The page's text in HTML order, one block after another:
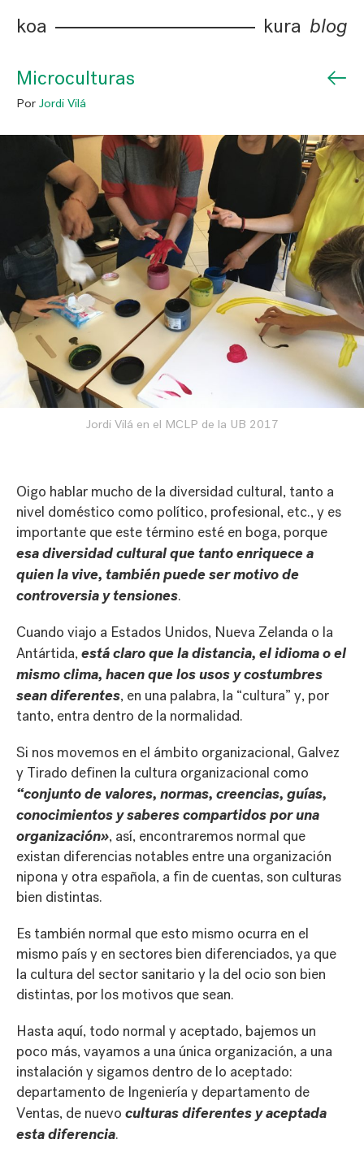
koa kura blog
Microculturas ←
Por Jordi Vilá
Jordi Vilá en el MCLP de la UB 2017
Oigo hablar mucho de la diversidad cultural, tanto a
nivel doméstico como político, profesional, etc., y es
importante que este término esté en boga, porque
esa diversidad cultural que tanto enriquece a
quien la vive, también puede ser motivo de
controversia y tensiones.
Cuando viajo a Estados Unidos, Nueva Zelanda o la
Antártida,está claro que la distancia, el idioma o el
mismo clima, hacen que los usos y costumbres
sean diferentes, en una palabra, la “cultura” y, por
tanto, entra dentro de la normalidad.
Si nos movemos en el ámbito organizacional, Galvez
y Tirado definen la cultura organizacional como
“conjunto de valores, normas, creencias, guías,
conocimientos y saberes compartidos por una
organización», así, encontraremos normal que
existan diferencias notables entre una organización
nipona y otra española, a fin de cuentas, son culturas
bien distintas.
Es también normal que esto mismo ocurra en el
mismo país y en sectores bien diferenciados, ya que
la cultura del sector sanitario y la del ocio son bien
distintas, por los motivos que sean.
Hasta aquí, todo normal y aceptado, bajemos un
poco más, vayamos a una única organización, a una
instalación y sigamos dentro de lo aceptado:
departamento de Ingeniería y departamento de
Ventas, de nuevo culturas diferentes y aceptada
esta diferencia.